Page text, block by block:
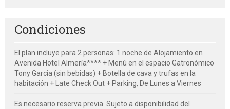
Condiciones
El plan incluye para 2 personas: 1 noche de Alojamiento en
Avenida Hotel Almería**** + Menú en el espacio Gatronómico
Tony Garcia (sin bebidas) + Botella de cava y trufas en la
habitación + Late Check Out + Parking, De Lunes a Viernes
Es necesario reserva previa. Sujeto a disponibilidad del